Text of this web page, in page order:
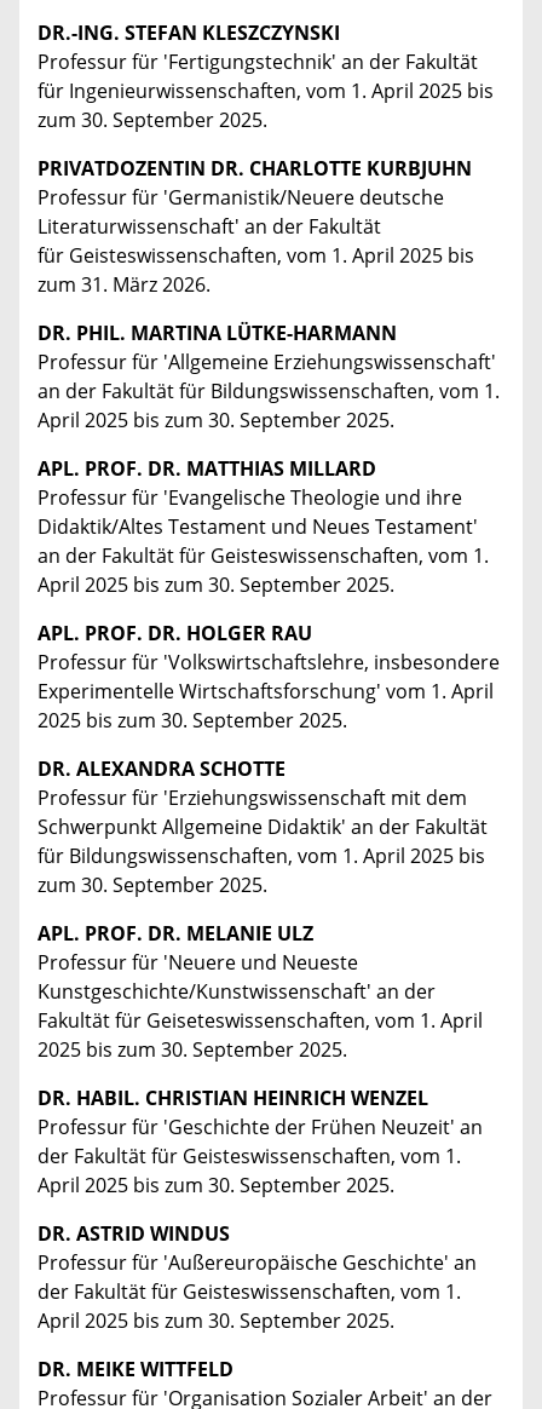
DR.-ING. STEFAN KLESZCZYNSKI
Professur für 'Fertigungstechnik' an der Fakultät
für Ingenieurwissenschaften, vom 1. April 2025 bis
zum 30. September 2025.
PRIVATDOZENTIN DR. CHARLOTTE KURBJUHN
Professur für 'Germanistik/Neuere deutsche
Literaturwissenschaft' an der Fakultät
für Geisteswissenschaften, vom 1. April 2025 bis
zum 31. März 2026.
DR. PHIL. MARTINA LÜTKE-HARMANN
Professur für 'Allgemeine Erziehungswissenschaft'
an der Fakultät für Bildungswissenschaften, vom 1.
April 2025 bis zum 30. September 2025.
APL. PROF. DR. MATTHIAS MILLARD
Professur für 'Evangelische Theologie und ihre
Didaktik/Altes Testament und Neues Testament'
an der Fakultät für Geisteswissenschaften, vom 1.
April 2025 bis zum 30. September 2025.
APL. PROF. DR. HOLGER RAU
Professur für 'Volkswirtschaftslehre, insbesondere
Experimentelle Wirtschaftsforschung' vom 1. April
2025 bis zum 30. September 2025.
DR. ALEXANDRA SCHOTTE
Professur für 'Erziehungswissenschaft mit dem
Schwerpunkt Allgemeine Didaktik' an der Fakultät
für Bildungswissenschaften, vom 1. April 2025 bis
zum 30. September 2025.
APL. PROF. DR. MELANIE ULZ
Professur für 'Neuere und Neueste
Kunstgeschichte/Kunstwissenschaft' an der
Fakultät für Geiseteswissenschaften, vom 1. April
2025 bis zum 30. September 2025.
DR. HABIL. CHRISTIAN HEINRICH WENZEL
Professur für 'Geschichte der Frühen Neuzeit' an
der Fakultät für Geisteswissenschaften, vom 1.
April 2025 bis zum 30. September 2025.
DR. ASTRID WINDUS
Professur für 'Außereuropäische Geschichte' an
der Fakultät für Geisteswissenschaften, vom 1.
April 2025 bis zum 30. September 2025.
DR. MEIKE WITTFELD
Professur für 'Organisation Sozialer Arbeit' an der